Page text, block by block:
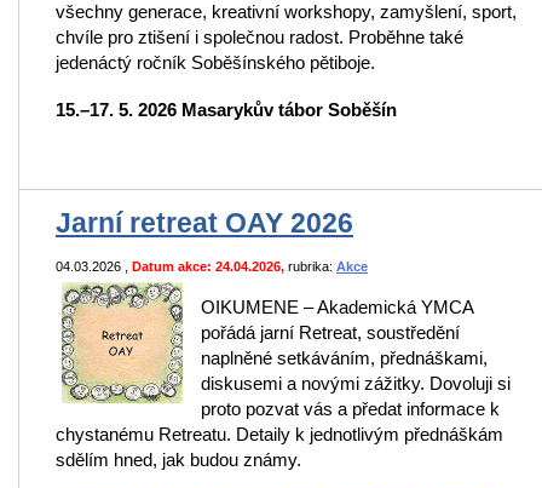
všechny generace, kreativní workshopy, zamyšlení, sport,
chvíle pro ztišení i společnou radost. Proběhne také
jedenáctý ročník Soběšínského pětiboje.
15.–17. 5. 2026 Masarykův tábor Soběšín
Jarní retreat OAY 2026
04.03.2026 Datum akce: 24.04.2026, rubrika: Akce
OIKUMENE – Akademická YMCA
pořádá jarní Retreat, soustředění
naplněné setkáváním, přednáškami,
diskusemi a novými zážitky. Dovoluji si
proto pozvat vás a předat informace k
chystanému Retreatu. Detaily k jednotlivým přednáškám
sdělím hned, jak budou známy.